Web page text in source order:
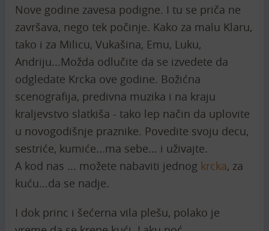
Nove godine zavesa podigne. I tu se priča ne
završava, nego tek počinje. Kako za malu Klaru,
tako i za Milicu, Vukašina, Emu, Luku,
Andriju...Možda odlučite da se izvedete da
odgledate Krcka ove godine. Božićna
scenografija, predivna muzika i na kraju
kraljevstvo slatkiša - tako lep način da uplovite
u novogodišnje praznike. Povedite svoju decu,
sestriće, kumiće...ma sebe... i uživajte.
A kod nas ... možete nabaviti jednog krcka, za
kuću...da se nadje.
I dok princ i šećerna vila plešu, polako je